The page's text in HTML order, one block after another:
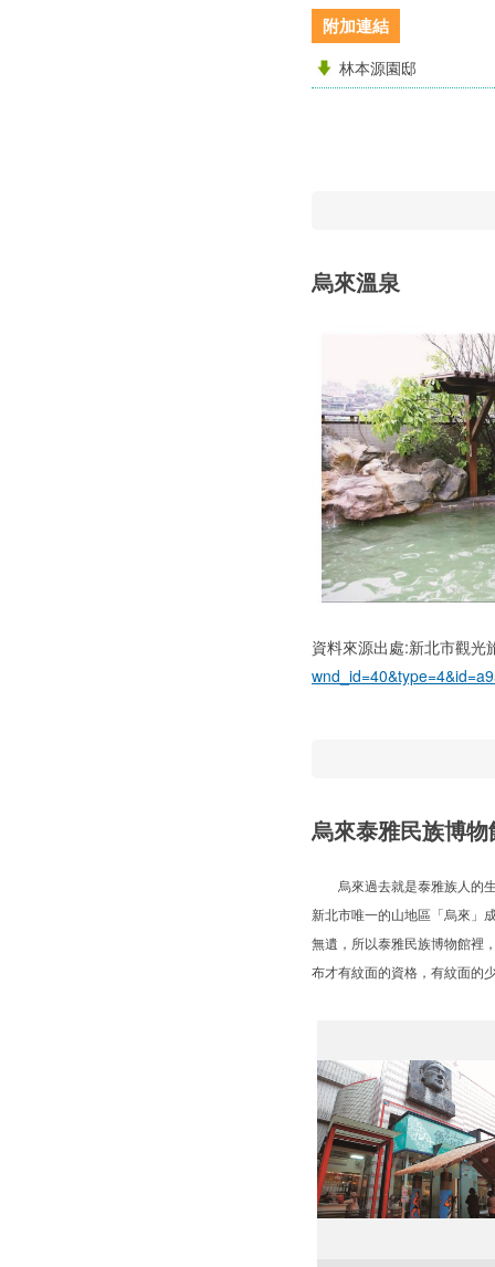
附加連結
林本源園邸
烏來溫泉
資料來源出處:新北市觀光
烏來泰雅民族博物
烏來過去就是泰雅族人的生
新北市唯一的山地區「烏來」
無遺，所以泰雅民族博物館裡
布才有紋面的資格，有紋面的